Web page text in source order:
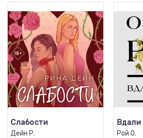
Слабости
Дейн Р.
Вдали
Рой О.